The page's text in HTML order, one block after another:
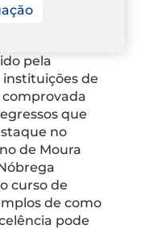
pela
instituições de
comprovada
que
no
de Moura
curso de
de como
pode